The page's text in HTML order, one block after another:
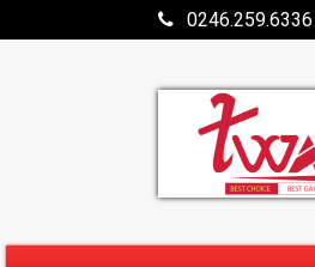
0246.259.6336